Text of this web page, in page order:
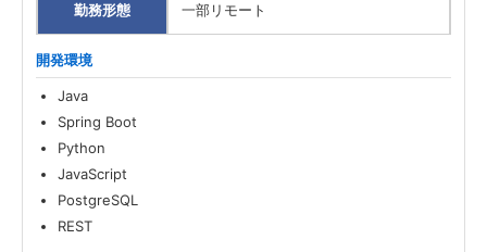
勤務形態 一部リモート
開発環境
Java
Spring Boot
Python
JavaScript
PostgreSQL
REST